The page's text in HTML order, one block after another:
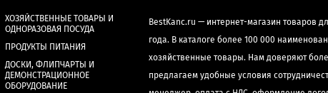
ХОЗЯЙСТВЕННЫЕ ТОВАРЫ И
ОДНОРАЗОВАЯ ПОСУДА
ПРОДУКТЫ ПИТАНИЯ
ДОСКИ, ФЛИПЧАРТЫ И
ДЕМОНСТРАЦИОННОЕ
ОБОРУДОВАНИЕ
BestKanc.ru — интернет-магазин товаров
года. В каталоге более 100 000
хозяйственные товары. Нам доверяют
предлагаем удобные условия